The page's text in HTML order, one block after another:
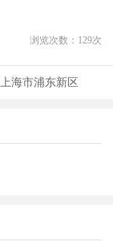
浏览次数： 129次
上海市浦东新区